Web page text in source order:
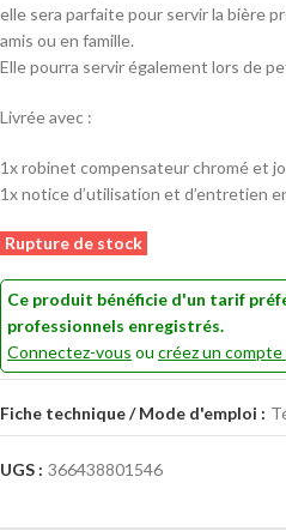
elle sera parfaite pour servir la bière
amis ou en famille.
Elle pourra servir également lors de
Livrée avec :
1x robinet compensateur chromé et
1x notice d’utilisation et d’entretien
Rupture de stock
Ce produit bénéficie d'un tarif
professionnels enregistrés.
Connectez-vous ou créez un compte
Fiche technique / Mode d'emploi :
UGS : 366438801546